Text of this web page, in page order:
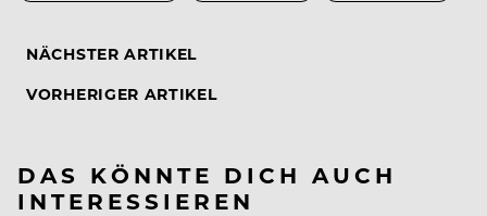
NÄCHSTER ARTIKEL
VORHERIGER ARTIKEL
DAS KÖNNTE DICH AUCH
INTERESSIEREN